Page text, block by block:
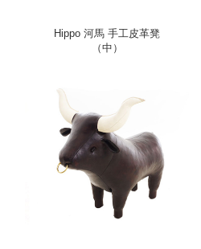
Hippo 河馬 手工皮革凳
（中）